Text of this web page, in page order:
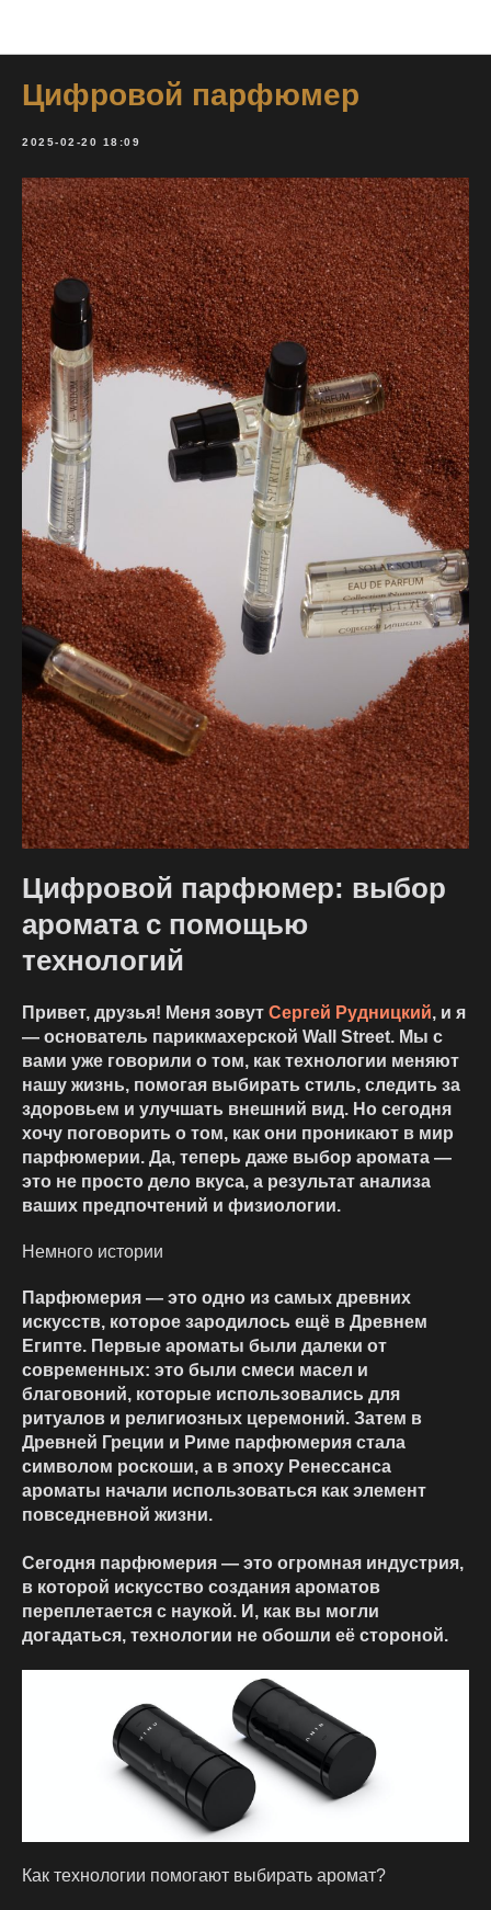
Цифровой парфюмер
2025-02-20 18:09
Цифровой парфюмер: выбор
аромата с помощью
технологий
Привет, друзья! Меня зовут Сергей Рудницкий, и я
— основатель парикмахерской Wall Street. Мы с
вами уже говорили о том, как технологии меняют
нашу жизнь, помогая выбирать стиль, следить за
здоровьем и улучшать внешний вид. Но сегодня
хочу поговорить о том, как они проникают в мир
парфюмерии. Да, теперь даже выбор аромата —
это не просто дело вкуса, а результат анализа
ваших предпочтений и физиологии.
Немного истории
Парфюмерия — это одно из самых древних
искусств, которое зародилось ещё в Древнем
Египте. Первые ароматы были далеки от
современных: это были смеси масел и
благовоний, которые использовались для
ритуалов и религиозных церемоний. Затем в
Древней Греции и Риме парфюмерия стала
символом роскоши, а в эпоху Ренессанса
ароматы начали использоваться как элемент
повседневной жизни.
Сегодня парфюмерия — это огромная индустрия,
в которой искусство создания ароматов
переплетается с наукой. И, как вы могли
догадаться, технологии не обошли её стороной.
Как технологии помогают выбирать аромат?